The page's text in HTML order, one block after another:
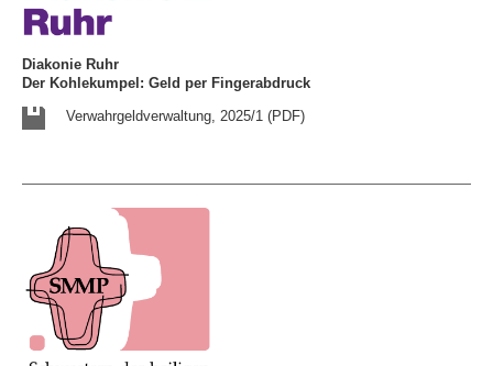
Diakonie Ruhr
Der Kohlekumpel: Geld per Fingerabdruck
Verwahrgeldverwaltung, 2025/1 (PDF)